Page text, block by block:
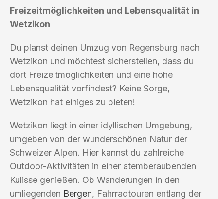
Freizeitmöglichkeiten und Lebensqualität in
Wetzikon
Du planst deinen Umzug von Regensburg nach
Wetzikon und möchtest sicherstellen, dass du
dort Freizeitmöglichkeiten und eine hohe
Lebensqualität vorfindest? Keine Sorge,
Wetzikon hat einiges zu bieten!
Wetzikon liegt in einer idyllischen Umgebung,
umgeben von der wunderschönen Natur der
Schweizer Alpen. Hier kannst du zahlreiche
Outdoor-Aktivitäten in einer atemberaubenden
Kulisse genießen. Ob Wanderungen in den
umliegenden Bergen, Fahrradtouren entlang der